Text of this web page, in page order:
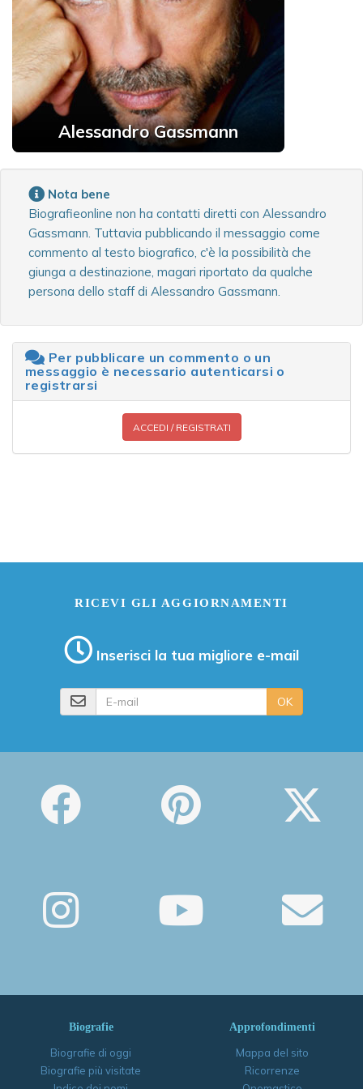
Alessandro Gassmann
Nota bene
Biografieonline non ha contatti diretti con Alessandro
Gassmann. Tuttavia pubblicando il messaggio come
commento al testo biografico, c'è la possibilità che
giunga a destinazione, magari riportato da qualche
persona dello staff di Alessandro Gassmann.
Per pubblicare un commento o un
messaggio è necessario autenticarsi o
registrarsi
ACCEDI / REGISTRATI
RICEVI GLI AGGIORNAMENTI
Inserisci la tua migliore e-mail
OK
Biografie
Biografie di oggi
Biografie più visitate
Approfondimenti
Mappa del sito
Ricorrenze